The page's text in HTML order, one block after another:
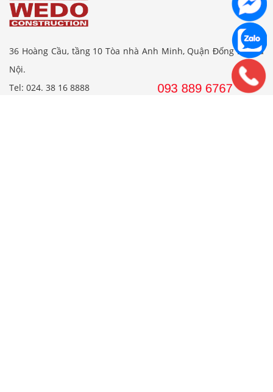
36 Hoàng Cầu, tầng 10 Tòa nhà Anh Minh, Quận Đống Đa, Hà
Nội.
Tel: 024. 38 16 8888